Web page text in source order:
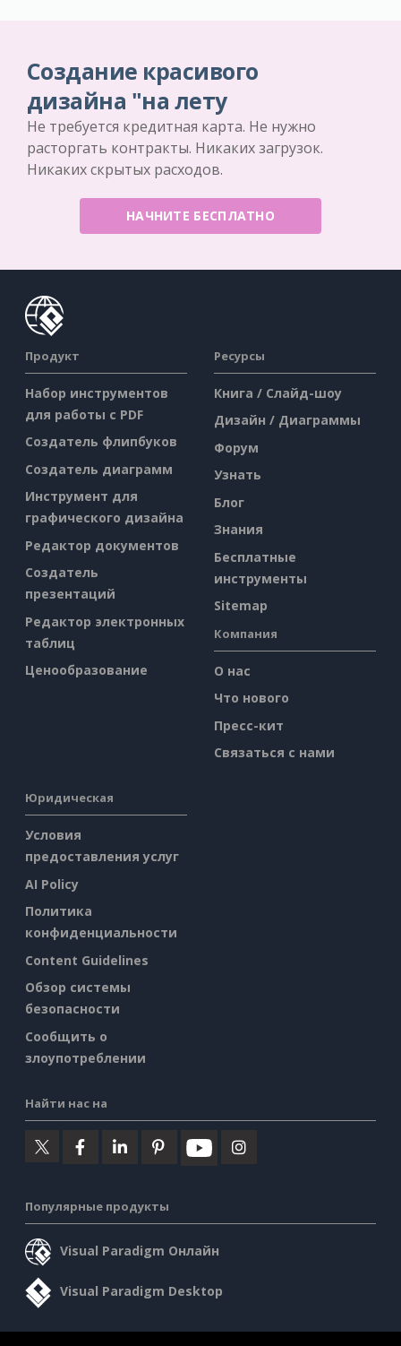
Создание красивого
дизайна "на лету
Не требуется кредитная карта. Не нужно
расторгать контракты. Никаких загрузок.
Никаких скрытых расходов.
НАЧНИТЕ БЕСПЛАТНО
Продукт
Набор инструментов
для работы с PDF
Создатель флипбуков
Создатель диаграмм
Инструмент для
графического дизайна
Редактор документов
Создатель
презентаций
Редактор электронных
таблиц
Ценообразование
Ресурсы
Книга / Слайд-шоу
Дизайн / Диаграммы
Форум
Узнать
Блог
Знания
Бесплатные
инструменты
Sitemap
Компания
О нас
Что нового
Пресс-кит
Связаться с нами
Юридическая
Условия
предоставления услуг
AI Policy
Политика
конфиденциальности
Content Guidelines
Обзор системы
безопасности
Сообщить о
злоупотреблении
Найти нас на
Популярные продукты
Visual Paradigm Онлайн
Visual Paradigm Desktop